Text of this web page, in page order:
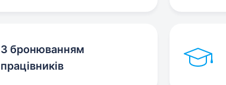
З бронюванням
працівників